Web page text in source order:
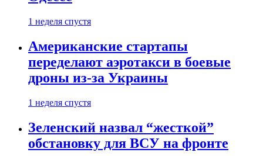
1 неделя спустя
Американские стартапы
переделают аэротакси в боевые
дроны из-за Украины
1 неделя спустя
Зеленский назвал “жесткой”
обстановку для ВСУ на фронте